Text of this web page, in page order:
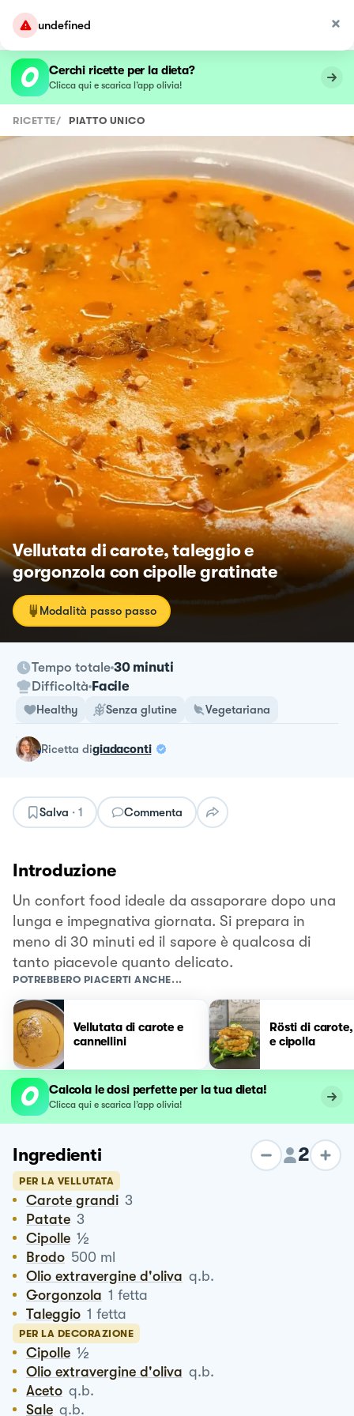
undefined
Cerchi ricette per la dieta?
Clicca qui e scarica l’app olivia!
RICETTE/ PIATTO UNICO
Vellutata di carote, taleggio e
gorgonzola con cipolle gratinate
Modalità passo passo
Tempo totale 30 minuti
Difficoltà Facile
Healthy Senza glutine Vegetariana
ricetta digiadaconti
Salva · 1 Commenta
Introduzione
Un confort food ideale da assaporare dopo una
lunga e impegnativa giornata. Si prepara in
meno di 30 minuti ed il sapore è qualcosa di
tanto piacevole quanto delicato.
POTREBBERO PIACERTI ANCHE...
Vellutata di carote e
cannellini
Rösti di
e cipolla
Calcola le dosi perfette per la tua dieta!
Clicca qui e scarica l’app olivia!
Ingredienti 2
PER LA VELLUTATA
Carote grandi 3
Patate 3
Cipolle ½
Brodo 500 ml
Olio extravergine d'oliva q.b.
Gorgonzola 1 fetta
Taleggio 1 fetta
PER LA DECORAZIONE
Cipolle ½
Olio extravergine d'oliva q.b.
Aceto q.b.
Sale q.b.